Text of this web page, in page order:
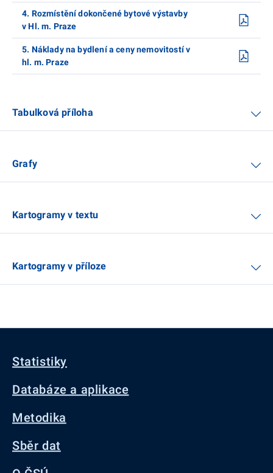
4. Rozmístění dokončené bytové výstavby
v Hl. m. Praze
5. Náklady na bydlení a ceny nemovitostí v
hl. m. Praze
Tabulková příloha
Grafy
Kartogramy v textu
Kartogramy v příloze
Statistiky
Databáze a aplikace
Metodika
Sběr dat